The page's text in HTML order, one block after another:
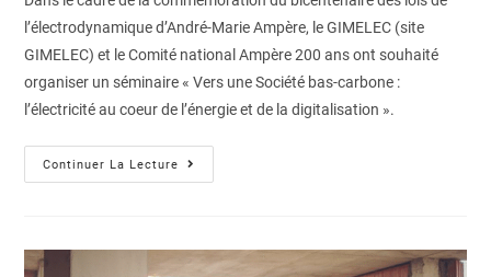
l’électrodynamique d’André-Marie Ampère, le GIMELEC (site
GIMELEC) et le Comité national Ampère 200 ans ont souhaité
organiser un séminaire « Vers une Société bas-carbone :
l’électricité au coeur de l’énergie et de la digitalisation ».
Continuer La Lecture